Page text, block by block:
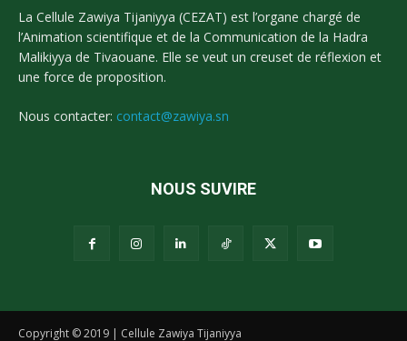
La Cellule Zawiya Tijaniyya (CEZAT) est l’organe chargé de
l’Animation scientifique et de la Communication de la Hadra
Malikiyya de Tivaouane. Elle se veut un creuset de réflexion et
une force de proposition.
Nous contacter: contact@zawiya.sn
NOUS SUVIRE
Copyright © 2019 | Cellule Zawiya Tijaniyya